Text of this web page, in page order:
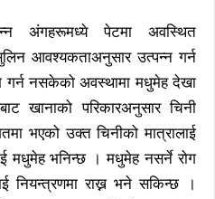
अंगहरूमध्ये पेटमा अवस्थित
आवश्यकताअनुसार उत्पन्न गर्न
गर्न नसकेको अवस्थामा मधुमेह देखा
खानाको परिकारअनुसार चिनी
भएको उक्त चिनीको मात्रालाई
मधुमेह भनिन्छ । मधुमेह नसर्ने रोग
राख्न भने सकिन्छ ।